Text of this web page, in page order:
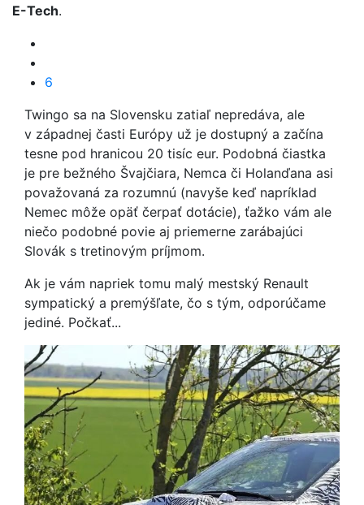
E-Tech.
6
Twingo sa na Slovensku zatiaľ nepredáva, ale
v západnej časti Európy už je dostupný a začína
tesne pod hranicou 20 tisíc eur. Podobná čiastka
je pre bežného Švajčiara, Nemca či Holanďana asi
považovaná za rozumnú (navyše keď napríklad
Nemec môže opäť čerpať dotácie), ťažko vám ale
niečo podobné povie aj priemerne zarábajúci
Slovák s tretinovým príjmom.
Ak je vám napriek tomu malý mestský Renault
sympatický a premýšľate, čo s tým, odporúčame
jediné. Počkať...